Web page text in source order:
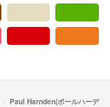
Paul Harnden(ポールハーデ